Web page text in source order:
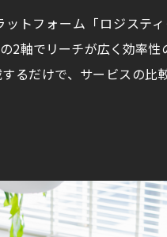
トフォーム「ロジステ
2軸でリーチが広く効率
るだけで、サービスの比